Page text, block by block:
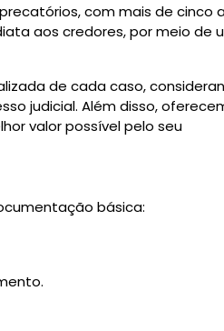
com mais de cinco
aos credores, por meio de
de cada caso,
judicial. Além disso,
valor possível pelo seu
básica: